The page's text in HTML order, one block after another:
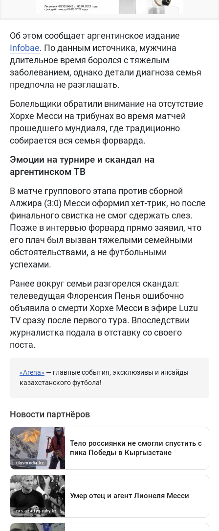
Об этом сообщает аргентинское издание
Infobae. По данным источника, мужчина
длительное время боролся с тяжелым
заболеванием, однако детали диагноза семья
предпочла не разглашать.
Болельщики обратили внимание на отсутствие
Хорхе Месси на трибунах во время матчей
прошедшего мундиаля, где традиционно
собирается вся семья форварда.
Эмоции на турнире и скандал на
аргентинском ТВ
В матче группового этапа против сборной
Алжира (3:0) Месси оформил хет-трик, но после
финального свистка не смог сдержать слез.
Позже в интервью форвард прямо заявил, что
его плач был вызван тяжелыми семейными
обстоятельствами, а не футбольными
успехами.
Ранее вокруг семьи разгорелся скандал:
телеведущая Флоренсия Пенья ошибочно
объявила о смерти Хорхе Месси в эфире Luzu
TV сразу после первого тура. Впоследствии
журналистка подала в отставку со своего
поста.
«Arena» — главные события, эксклюзивы и инсайды
казахстанского футбола!